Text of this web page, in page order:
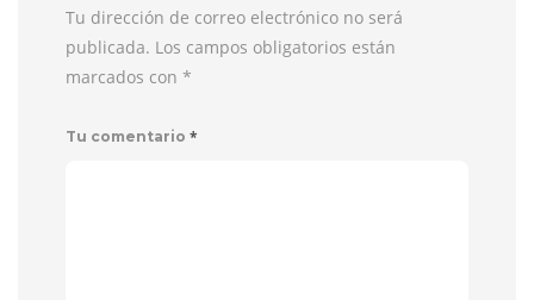
Tu dirección de correo electrónico no será
publicada. Los campos obligatorios están
marcados con *
Tu comentario *